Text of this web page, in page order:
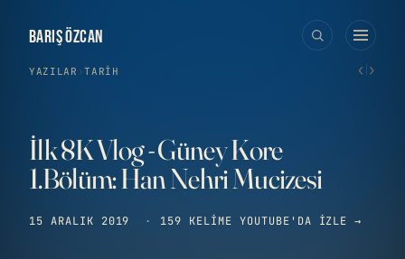
BARIŞ ÖZCAN
YAZILAR ›TARIH ‹›
İlk 8K Vlog - Güney Kore
1.Bölüm: Han Nehri Mucizesi
15 ARALIK 2019 · 159 KELIME YOUTUBE'DA IZLE →